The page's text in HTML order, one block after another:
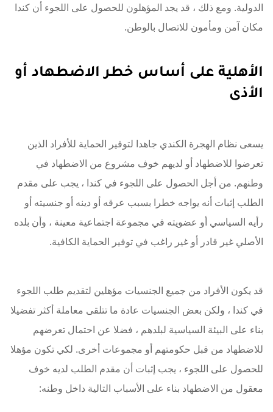
الدولية. ومع ذلك ، قد يجد المؤهلون للحصول على اللجوء أن كندا
مكان آمن ومأمون للاتصال بالوطن.
الأهلية على أساس خطر الاضطهاد أو
الأذى
يسعى نظام الهجرة الكندي جاهدا لتوفير الحماية للأفراد الذين
تعرضوا للاضطهاد أو لديهم خوف مشروع من الاضطهاد في
وطنهم. من أجل الحصول على اللجوء في كندا ، يجب على مقدم
الطلب إثبات أنه يواجه خطرا بسبب عرقه أو دينه أو جنسيته أو
رأيه السياسي أو عضويته في مجموعة اجتماعية معينة ، وأن بلده
الأصلي غير قادر أو غير راغب في توفير الحماية الكافية.
قد يكون الأفراد من جميع الجنسيات مؤهلين لتقديم طلب اللجوء
في كندا ، ولكن بعض الجنسيات عادة ما تتلقى معاملة أكثر تفضيلا
بناء على البيئة السياسية لبلدهم ، فضلا عن احتمال تعرضهم
للاضطهاد من قبل حكومتهم أو مجموعات أخرى. لكي تكون مؤهلا
للحصول على اللجوء ، يجب إثبات أن مقدم الطلب لديه خوف
معقول من الاضطهاد بناء على الأسباب التالية داخل وطنه: